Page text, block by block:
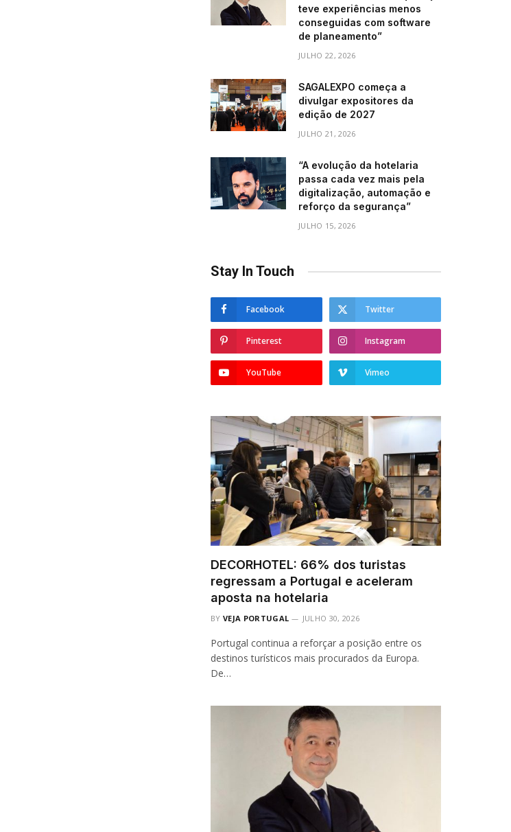
teve experiências menos
conseguidas com software
de planeamento”
JULHO 22, 2026
SAGALEXPO começa a
divulgar expositores da
edição de 2027
JULHO 21, 2026
“A evolução da hotelaria
passa cada vez mais pela
digitalização, automação e
reforço da segurança”
JULHO 15, 2026
Stay In Touch
Facebook Twitter
Pinterest Instagram
YouTube Vimeo
DECORHOTEL: 66% dos turistas
regressam a Portugal e aceleram
aposta na hotelaria
BY VEJA PORTUGAL JULHO 30, 2026
Portugal continua a reforçar a posição entre os
destinos turísticos mais procurados da Europa.
De…